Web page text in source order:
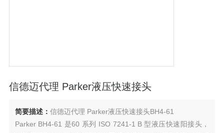
信德迈代理 Parker液压快速接头
简要描述： 信德迈代理 Parker液压快速接头BH4-61
Parker BH4-61 是60 系列 ISO 7241-1 B 型液压快速阳接头，